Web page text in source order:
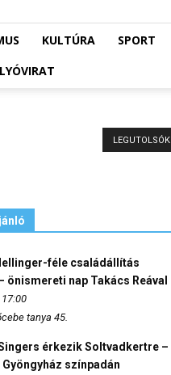
KULTÚRA
SPORT
LEGUTOLSÓK
féle családállítás
önismereti nap Takács Reával
17:00
tanya 45.
érkezik Soltvadkertre –
színpadán